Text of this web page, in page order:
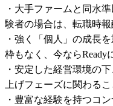
・大手ファームと同水
験者の場合は、転職時
・強く「個人」の成長
枠もなく、今ならReady
・安定した経営環境の
上げフェーズに関わる
・豊富な経験を持つコ